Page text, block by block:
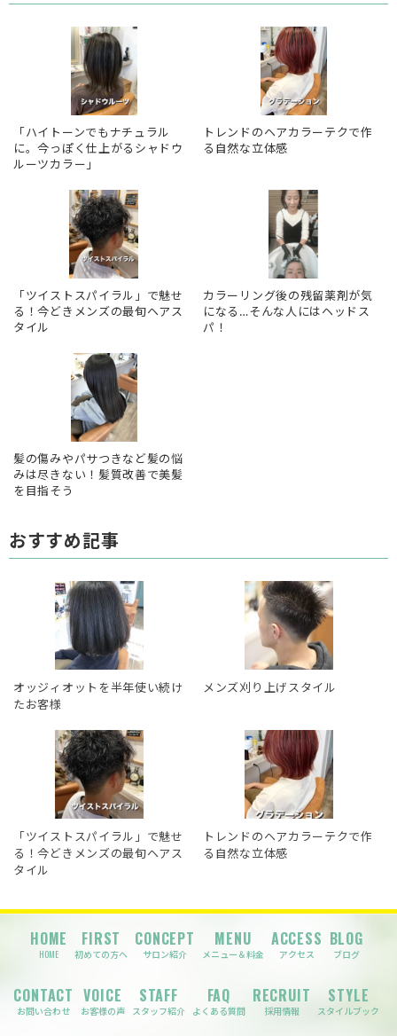
「ハイトーンでもナチュラル
に。今っぽく仕上がるシャドウ
ルーツカラー」
トレンドのヘアカラーテクで作
る自然な立体感
「ツイストスパイラル」で魅せ
る！今どきメンズの最旬ヘアス
タイル
カラーリング後の残留薬剤が気
になる…そんな人にはヘッドス
パ！
髪の傷みやパサつきなど髪の悩
みは尽きない！髪質改善で美髪
を目指そう
おすすめ記事
オッジィオットを半年使い続け
たお客様
メンズ刈り上げスタイル
「ツイストスパイラル」で魅せ
る！今どきメンズの最旬ヘアス
タイル
トレンドのヘアカラーテクで作
る自然な立体感
HOME
HOME
FIRST
初めての方へ
CONCEPT
サロン紹介
MENU
メニュー＆料金
ACCESS
アクセス
BLOG
ブログ
CONTACT
お問い合わせ
VOICE
お客様の声
STAFF
スタッフ紹介
FAQ
よくある質問
RECRUIT
採用情報
STYLE
スタイルブック